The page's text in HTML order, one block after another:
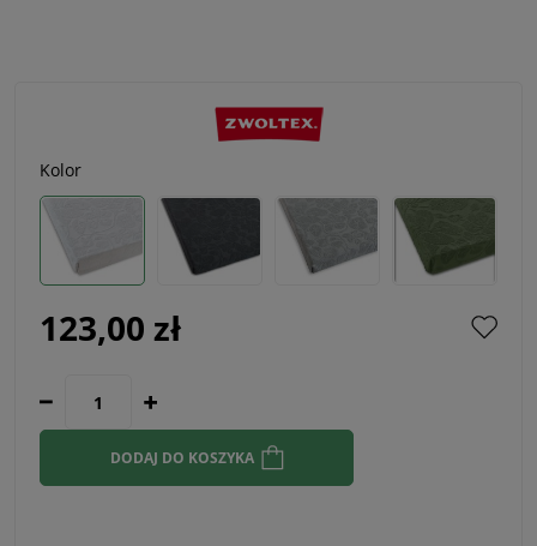
Kolor
123,00 zł
DODAJ DO KOSZYKA